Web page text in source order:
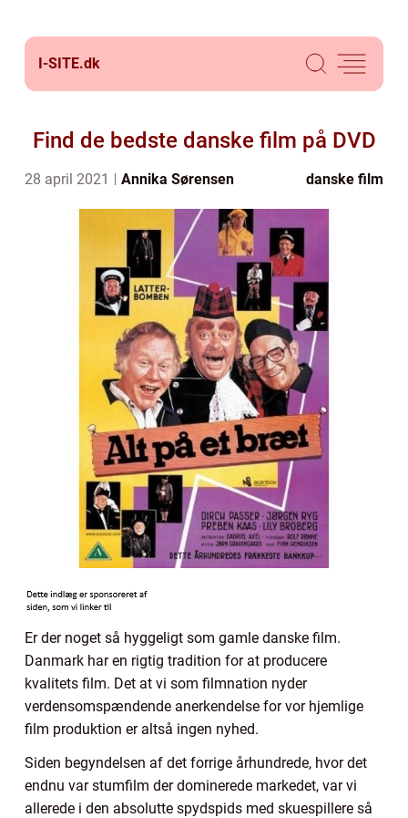
I-SITE.dk
Find de bedste danske film på DVD
28 april 2021 Annika Sørensen danske film
Er der noget så hyggeligt som gamle danske film.
Danmark har en rigtig tradition for at producere
kvalitets film. Det at vi som filmnation nyder
verdensomspændende anerkendelse for vor hjemlige
film produktion er altså ingen nyhed.
Siden begyndelsen af det forrige århundrede, hvor det
endnu var stumfilm der dominerede markedet, var vi
allerede i den absolutte spydspids med skuespillere så